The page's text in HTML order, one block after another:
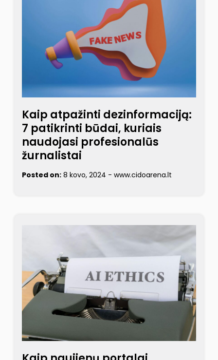
Kaip atpažinti dezinformaciją:
7 patikrinti būdai, kuriais
naudojasi profesionalūs
žurnalistai
Posted on: 8 kovo, 2024 - www.cidoarena.lt